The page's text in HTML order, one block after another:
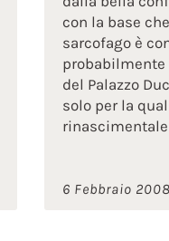
con la base
sarcofago è
probabilmente
del Palazzo
solo per la
6 Febbraio 2008